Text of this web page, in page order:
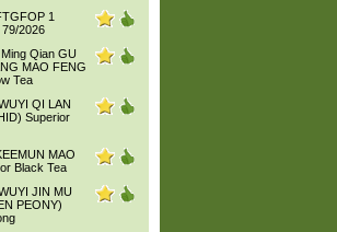
1
2026
Qian GU
MAO FENG
Tea
QI LAN
Superior
MAO
Black Tea
JIN MU
PEONY)